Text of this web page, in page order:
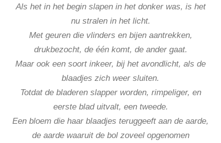
Als het in het begin slapen in het donker was, is het
nu stralen in het licht.
Met geuren die vlinders en bijen aantrekken,
drukbezocht, de één komt, de ander gaat.
Maar ook een soort inkeer, bij het avondlicht, als de
blaadjes zich weer sluiten.
Totdat de bladeren slapper worden, rimpeliger, en
eerste blad uitvalt, een tweede.
Een bloem die haar blaadjes teruggeeft aan de aarde,
de aarde waaruit de bol zoveel opgenomen